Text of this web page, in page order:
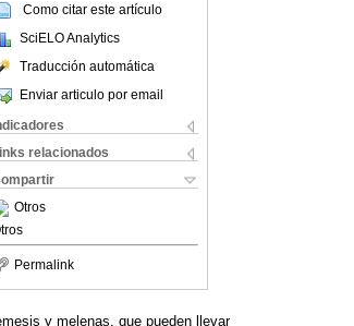
Como citar este artículo
SciELO Analytics
Traducción automática
Enviar articulo por email
relacionados
Otros
Permalink
y melenas, que pueden llevar